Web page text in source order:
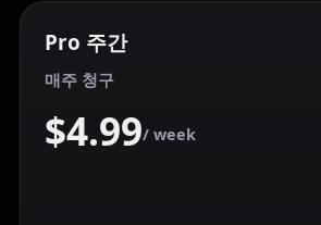
Pro 주간
매주 청구
$4.99/ week